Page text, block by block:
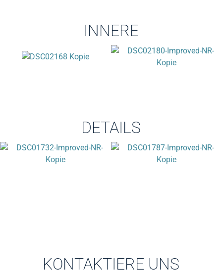
INNERE
DETAILS
KONTAKTIERE UNS